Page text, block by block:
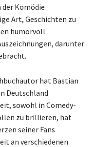
Komödie
Art, Geschichten zu
humorvoll
darunter
hat Bastian
Deutschland
sowohl in Comedy-
zu brillieren, hat
seiner Fans
an verschiedenen